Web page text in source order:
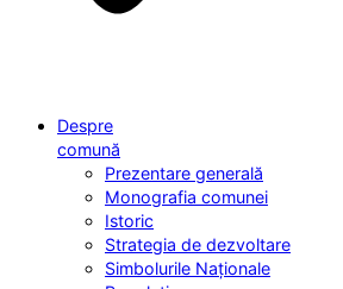
Despre
comună
Prezentare generală
Monografia comunei
Istoric
Strategia de dezvoltare
Simbolurile Naționale